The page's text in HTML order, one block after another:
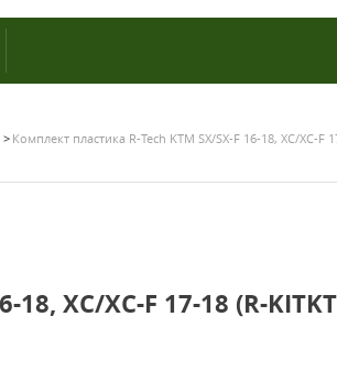
Комплект пластика R-Tech KTM SX/SX-F 16-18, XC/XC-F
XC/XC-F 17-18 (R-